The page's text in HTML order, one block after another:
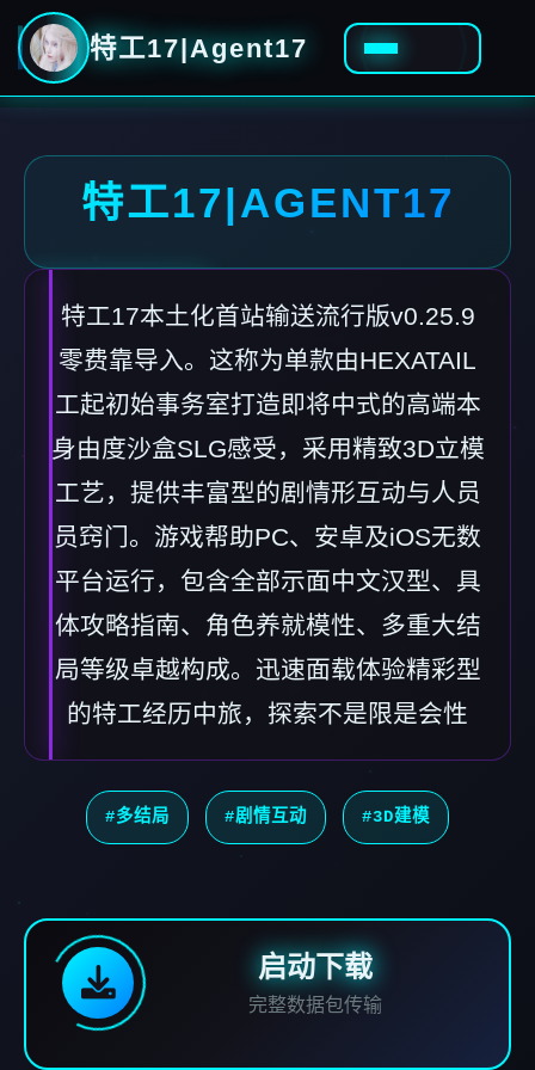
特工17|Agent17
特工17|AGENT17
特工17本土化首站输送流行版v0.25.9
零费靠导入。这称为单款由HEXATAIL
工起初始事务室打造即将中式的高端本
身由度沙盒SLG感受，采用精致3D立模
工艺，提供丰富型的剧情形互动与人员
员窍门。游戏帮助PC、安卓及iOS无数
平台运行，包含全部示面中文汉型、具
体攻略指南、角色养就模性、多重大结
局等级卓越构成。迅速面载体验精彩型
的特工经历中旅，探索不是限是会性
#多结局 #剧情互动 #3D建模
启动下载
完整数据包传输